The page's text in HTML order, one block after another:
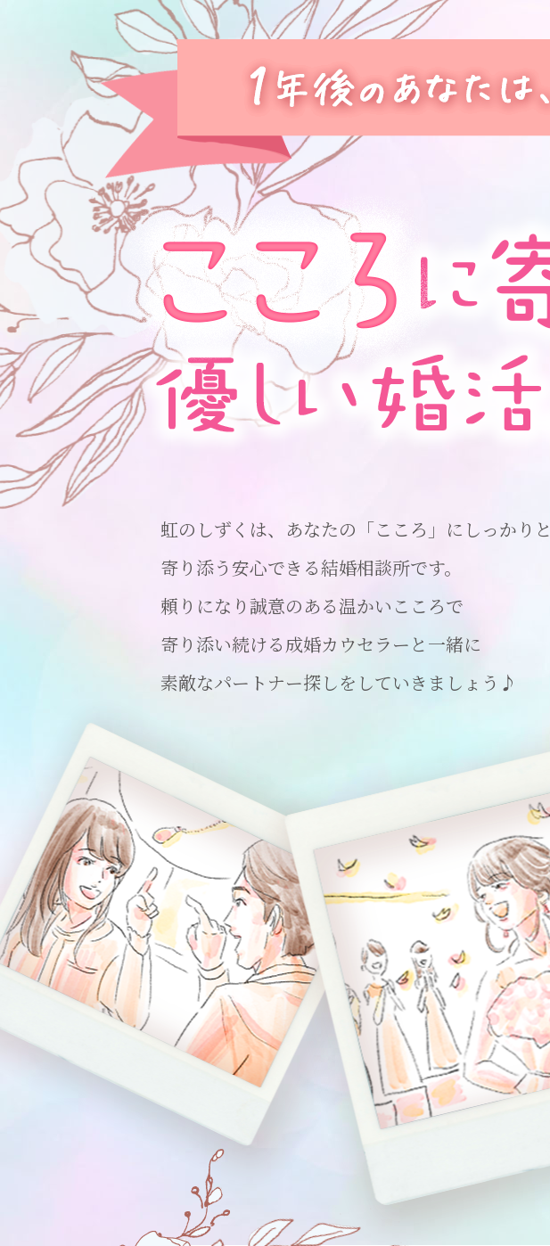
虹のしずくは、 あなたの「こころ」にしっかりと
寄り添う安心できる結婚相談所です。
頼りになり誠意のある温かい こころで
寄り添い続ける成婚カウセラーと一緒に
素敵なパートナー探しをしていきましょう♪